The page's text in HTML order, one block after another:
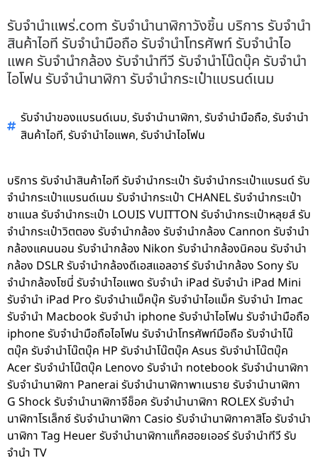
รับจํานําแพร่.com รับจำนำนาฬิกาวังชิ้น บริการ รับจำนำ
สินค้าไอที รับจำนำมือถือ รับจำนำโทรศัพท์ รับจำนำไอ
แพค รับจำนำกล้อง รับจำนำทีวี รับจำนำโน๊ดบุ๊ค รับจำนำ
ไอโฟน รับจำนำนาฬิกา รับจำนำกระเป๋าแบรนด์เนม
รับจำนำของแบรนด์เนม,รับจำนำนาฬิกา,รับจำนำมือถือ,รับจำนำ
สินค้าไอที,รับจำนำไอแพค,รับจำนำไอโฟน
บริการ รับจำนำสินค้าไอที รับจำนำกระเป๋า รับจำนำกระเป๋าแบรนด์ รับ
จำนำกระเป๋าแบรนด์เนม รับจำนำกระเป๋า CHANEL รับจำนำกระเป๋า
ชาแนล รับจำนำกระเป๋า LOUIS VUITTON รับจำนำกระเป๋าหลุยส์ รับ
จำนำกระเป๋าวิตตอง รับจำนำกล้อง รับจำนำกล้อง Cannon รับจำนำ
กล้องแคนนอน รับจำนำกล้อง Nikon รับจำนำกล้องนิคอน รับจำนำ
กล้อง DSLR รับจำนำกล้องดีเอสแอลอาร์ รับจำนำกล้อง Sony รับ
จำนำกล้องโซนี่ รับจำนำไอแพด รับจำนำ iPad รับจำนำ iPad Mini
รับจำนำ iPad Pro รับจำนำแม็คบุ๊ค รับจำนำไอแม็ค รับจำนำ Imac
รับจำนำ Macbook รับจำนำ iphone รับจำนำไอโฟน รับจำนำมือถือ
iphone รับจำนำมือถือไอโฟน รับจำนำโทรศัพท์มือถือ รับจำนำโน๊
ตบุ๊ค รับจำนำโน๊ตบุ๊ค HP รับจำนำโน๊ตบุ๊ค Asus รับจำนำโน๊ตบุ๊ค
Acer รับจำนำโน๊ตบุ๊ค Lenovo รับจำนำ notebook รับจำนำนาฬิกา
รับจำนำนาฬิกา Panerai รับจำนำนาฬิกาพาเนราย รับจำนำนาฬิกา
G Shock รับจำนำนาฬิกาจีช็อค รับจำนำนาฬิกา ROLEX รับจำนำ
นาฬิกาโรเล็กซ์ รับจำนำนาฬิกา Casio รับจำนำนาฬิกาคาสิโอ รับจำนำ
นาฬิกา Tag Heuer รับจำนำนาฬิกาแท็คฮอยเออร์ รับจำนำทีวี รับ
จำนำ TV